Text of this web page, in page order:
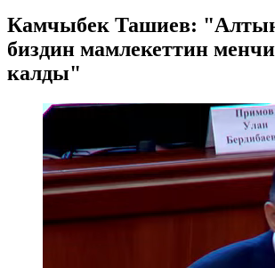
Камчыбек Ташиев:
биздин мамлекеттин
калды"